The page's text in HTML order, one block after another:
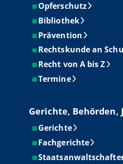
Opferschutz
Bibliothek
Prävention
Rechtskunde an
Recht von A bis Z
Termine
Gerichte, Behörden,
Gerichte
Fachgerichte